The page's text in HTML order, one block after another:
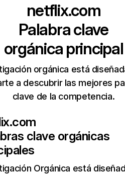
netflix.com
Palabra clave
orgánica principal
orgánica está
a descubrir las mejores
clave de la competencia.
clave orgánicas
Orgánica está